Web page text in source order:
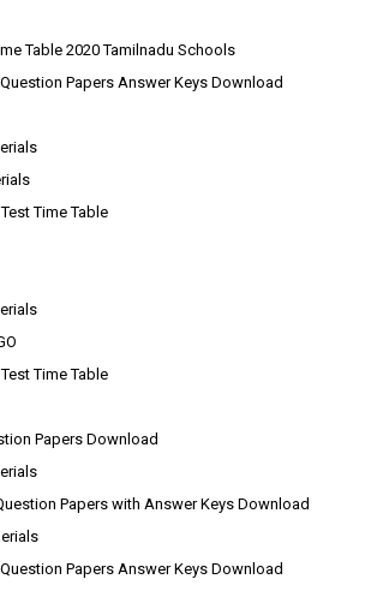
Table 2020 Tamilnadu Schools
Papers Answer Keys Download
Time Table
Time Table
Papers Download
Papers with Answer Keys Download
Papers Answer Keys Download